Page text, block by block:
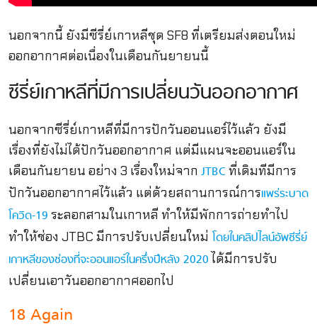
นอกจากนี้ ยังมีซีรี่ย์เกาหลีชุด SF8 ที่เตรียมส่งตอนใหม่
ออกอากาศต่อเนื่องในเดือนกันยายนนี้
ซีรี่ย์เกาหลีที่มีการเปลี่ยนวันออกอากาศ
นอกจากซีรี่ย์เกาหลีที่มีการปักวันออนแอร์ไว้แล้ว ยังมี
เรื่องที่ยังไม่ได้ปักวันออกอากาศ แต่มีแผนจะออนแอร์ใน
เดือนกันยายน อย่าง 3 เรื่องใหม่จาก JTBC ที่เดิมทีมีการ
ปักวันออกอากาศไว้แล้ว แต่ด้วยสถานการณ์การแพร่ระบาด
โควิด-19 ระลอกสามในเกาหลี ทำให้มีพักการถ่ายทำไป
ทำให้ช่อง JTBC มีการปรับเปลี่ยนใหม่ โดยในคลิปไลน์อัพซีรี่ย์
เกาหลีของช่องที่จะออนแอร์ในครึ่งปีหลัง 2020 ได้มีการปรับ
เปลี่ยนเอาวันออกอากาศออกไป
18 Again